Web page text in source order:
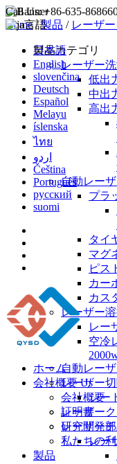
Call Us: +86-635-
言語
日本語
English
slovenčina
Deutsch
Español
Melayu
íslenska
ไทย
اردو
Čeština
Português
русский
suomi
ホーム
会社概要 Us
会社概要
証明書
研究開発
私たちの
製品
Home/製品 / レーザ
製品カテゴリ
レーザー
低出
中出
高出
自動レー
プラ
タイ
マグ
ピス
カー
カス
レーザー
レー
空冷
自動レー
レーザー
シー
レーザー
レーザー
レー